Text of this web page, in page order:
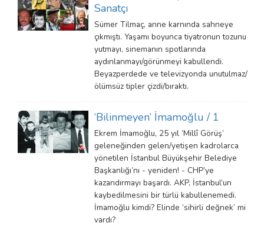
Sanatçı
Sümer Tilmaç, anne karnında sahneye
çıkmıştı. Yaşamı boyunca tiyatronun tozunu
yutmayı, sinemanın spotlarında
aydınlanmayı/görünmeyi kabullendi.
Beyazperdede ve televizyonda unutulmaz/
ölümsüz tipler çizdi/bıraktı.
‘Bilinmeyen’ İmamoğlu / 1
Ekrem İmamoğlu, 25 yıl ‘Millî Görüş’
geleneğinden gelen/yetişen kadrolarca
yönetilen İstanbul Büyükşehir Belediye
Başkanlığı’nı - yeniden! - CHP’ye
kazandırmayı başardı. AKP, İstanbul’un
kaybedilmesini bir türlü kabullenemedi.
İmamoğlu kimdi? Elinde ‘sihirli değnek’ mi
vardı?